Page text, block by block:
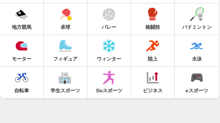
地方競馬 卓球 バレー 格闘技 バドミントン
モーター フィギュア ウィンター 陸上 水泳
自転車 学生スポーツ Doスポーツ ビジネス eスポーツ